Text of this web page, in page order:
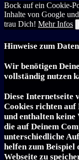
Bock auf ein Cookie-
Inhalte von Google
trau Dich! Mehr Infos
Hinweise zum
Wir benötigen
vollständig nutzen
Diese Internetseite
Cookies richten auf
und enthalten keine
die auf Deinem
unterschiedliche
helfen zum Beispiel
Webseite zu